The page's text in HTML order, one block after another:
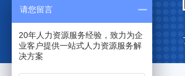
获取更多人力资源信息
请您留言
20年人力资源服务经验，致力为企
业客户提供一站式人力资源服务解
决方案